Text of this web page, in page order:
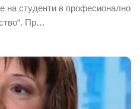
на студенти в професионално
Пр…